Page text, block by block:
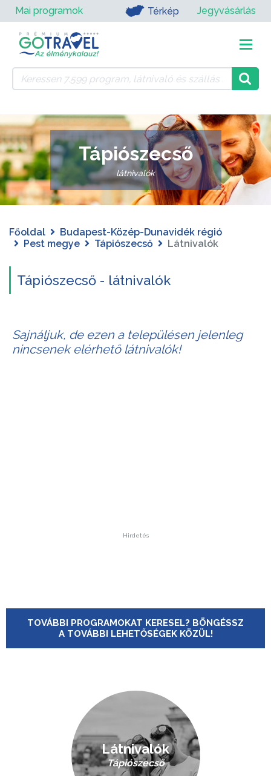
Mai programok Térkép Jegyvásárlás
Tápiószecső
látnivalók
Főoldal
Budapest-Közép-Dunavidék régió
Pest megye
Tápiószecső Látnivalók
Tápiószecső - látnivalók
Sajnáljuk, de ezen a településen jelenleg
nincsenek elérhető látnivalók!
Hirdetés
TOVÁBBI PROGRAMOKAT KERESEL? BÖNGÉSSZ
A TOVÁBBI LEHETŐSÉGEK KÖZÜL!
Látnivalók
Tápiószecső